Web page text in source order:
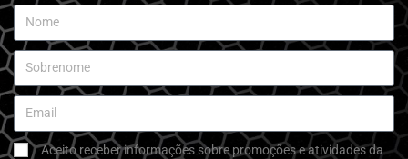
Aceito receber informações sobre promoções e atividades da